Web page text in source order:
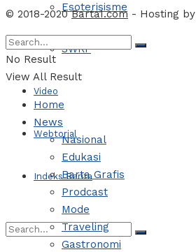
Esoterisisme
SWRF
Video
Webtorial
Indeks Berita
© 2018-2020Barta1.com - Hosting by
No Result
View All Result
Home
News
Nasional
Edukasi
Barta Grafis
Prodcast
Mode
Traveling
Gastronomi